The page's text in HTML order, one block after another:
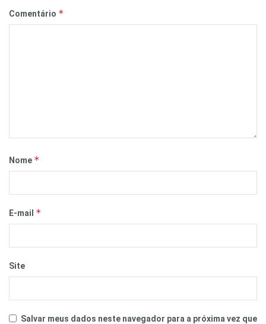
Comentário *
Nome *
E-mail *
Site
Salvar meus dados neste navegador para a próxima vez que